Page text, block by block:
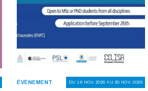
ÉVÈNEMENT DU 16 NOV. 2026 AU 20 NOV. 2026